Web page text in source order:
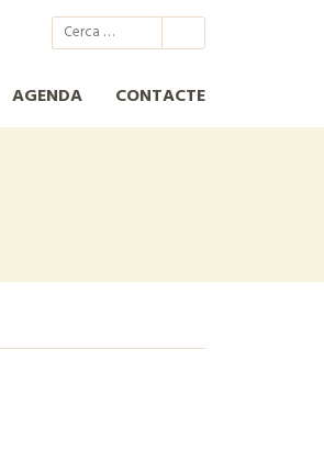
per a la Conservació de la Natura
AGENDA CONTACTE